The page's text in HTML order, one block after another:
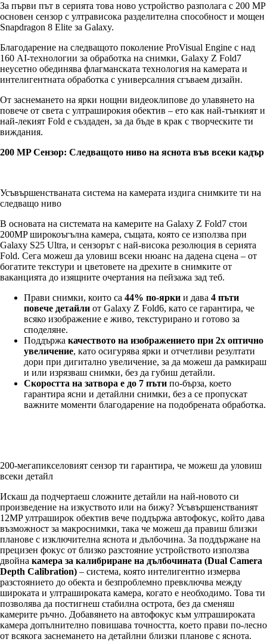
За първи път в серията това ново устройство разполага с 200 MP
основен сензор с ултрависока разделителна способност и мощен
Snapdragon 8 Elite за Galaxy.
Благодарение на следващото поколение ProVisual Engine с над
160 AI-технологии за обработка на снимки, Galaxy Z Fold7
неусетно обединява флагманската технология на камерата и
интелигентната обработка с универсалния сгъваем дизайн.
От заснемането на ярки нощни видеоклипове до улавянето на
повече от света с ултраширокия обектив – ето как най-тънкият и
най-лекият Fold е създаден, за да бъде в крак с творческите ти
виждания.
200 MP Сензор: Следващото ниво на яснота във всеки кадър
Усъвършенстваната система на камерата издига снимките ти на
следващо ниво
В основата на системата на камерите на Galaxy Z Fold7 стои
200MP широкоъгълна камера, същата, която се използва при
Galaxy S25 Ultra, и сензорът с най-висока резолюция в серията
Fold. Сега можеш да уловиш всеки нюанс на дадена сцена – от
богатите текстури и цветовете на дрехите в снимките от
ваканцията до изящните очертания на пейзажа зад теб.
Прави снимки, които са 44% по-ярки и дава 4 пъти
повече детайли от Galaxy Z Fold6, като се гарантира, че
всяко изображение е живо, текстурирано и готово за
споделяне.
Поддържа качеството на изображението при 2х оптично
увеличение, като осигурява ярки и отчетливи резултати
дори при дигитално увеличение, за да можеш да рамкираш
и или изрязваш снимки, без да губиш детайли.
Скоростта на затвора е до 7 пъти по-бърза, което
гарантира ясни и детайлни снимки, без а се пропускат
важните моменти благодарение на подобрената обработка.
200-мегапикселовият сензор ти гарантира, че можеш да уловиш
всеки детайл
Искаш да подчертаеш сложните детайли на най-новото си
произведение на изкуството или на бижу? Усъвършенстваният
12MP ултраширок обектив вече поддържа автофокус, който дава
възможност за макроснимки, така че можеш да правиш близки
планове с изключителна яснота и дълбочина. За поддържане на
прецизен фокус от близко разстояние устройството използва
двойна камера за калибриране на дълбочината (Dual Camera
Depth Calibration) – система, която интелигентно измерва
разстоянието до обекта и безпроблемно превключва между
широката и ултрашироката камера, когато е необходимо. Това ти
позволява да постигнеш стабилна острота, без да сменяш
камерите ръчно. Добавянето на автофокус към ултрашироката
камера допълнително повишава точността, което прави по-лесно
от всякога заснемането на детайлни близки планове с яснота.